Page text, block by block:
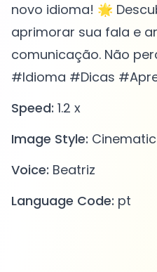
novo idioma! 🌟
aprimorar sua fala e
comunicação. Não
#Idioma #Dicas
Speed: 1.2 x
Image Style: Cinematic
Voice: Beatriz
Language Code: pt